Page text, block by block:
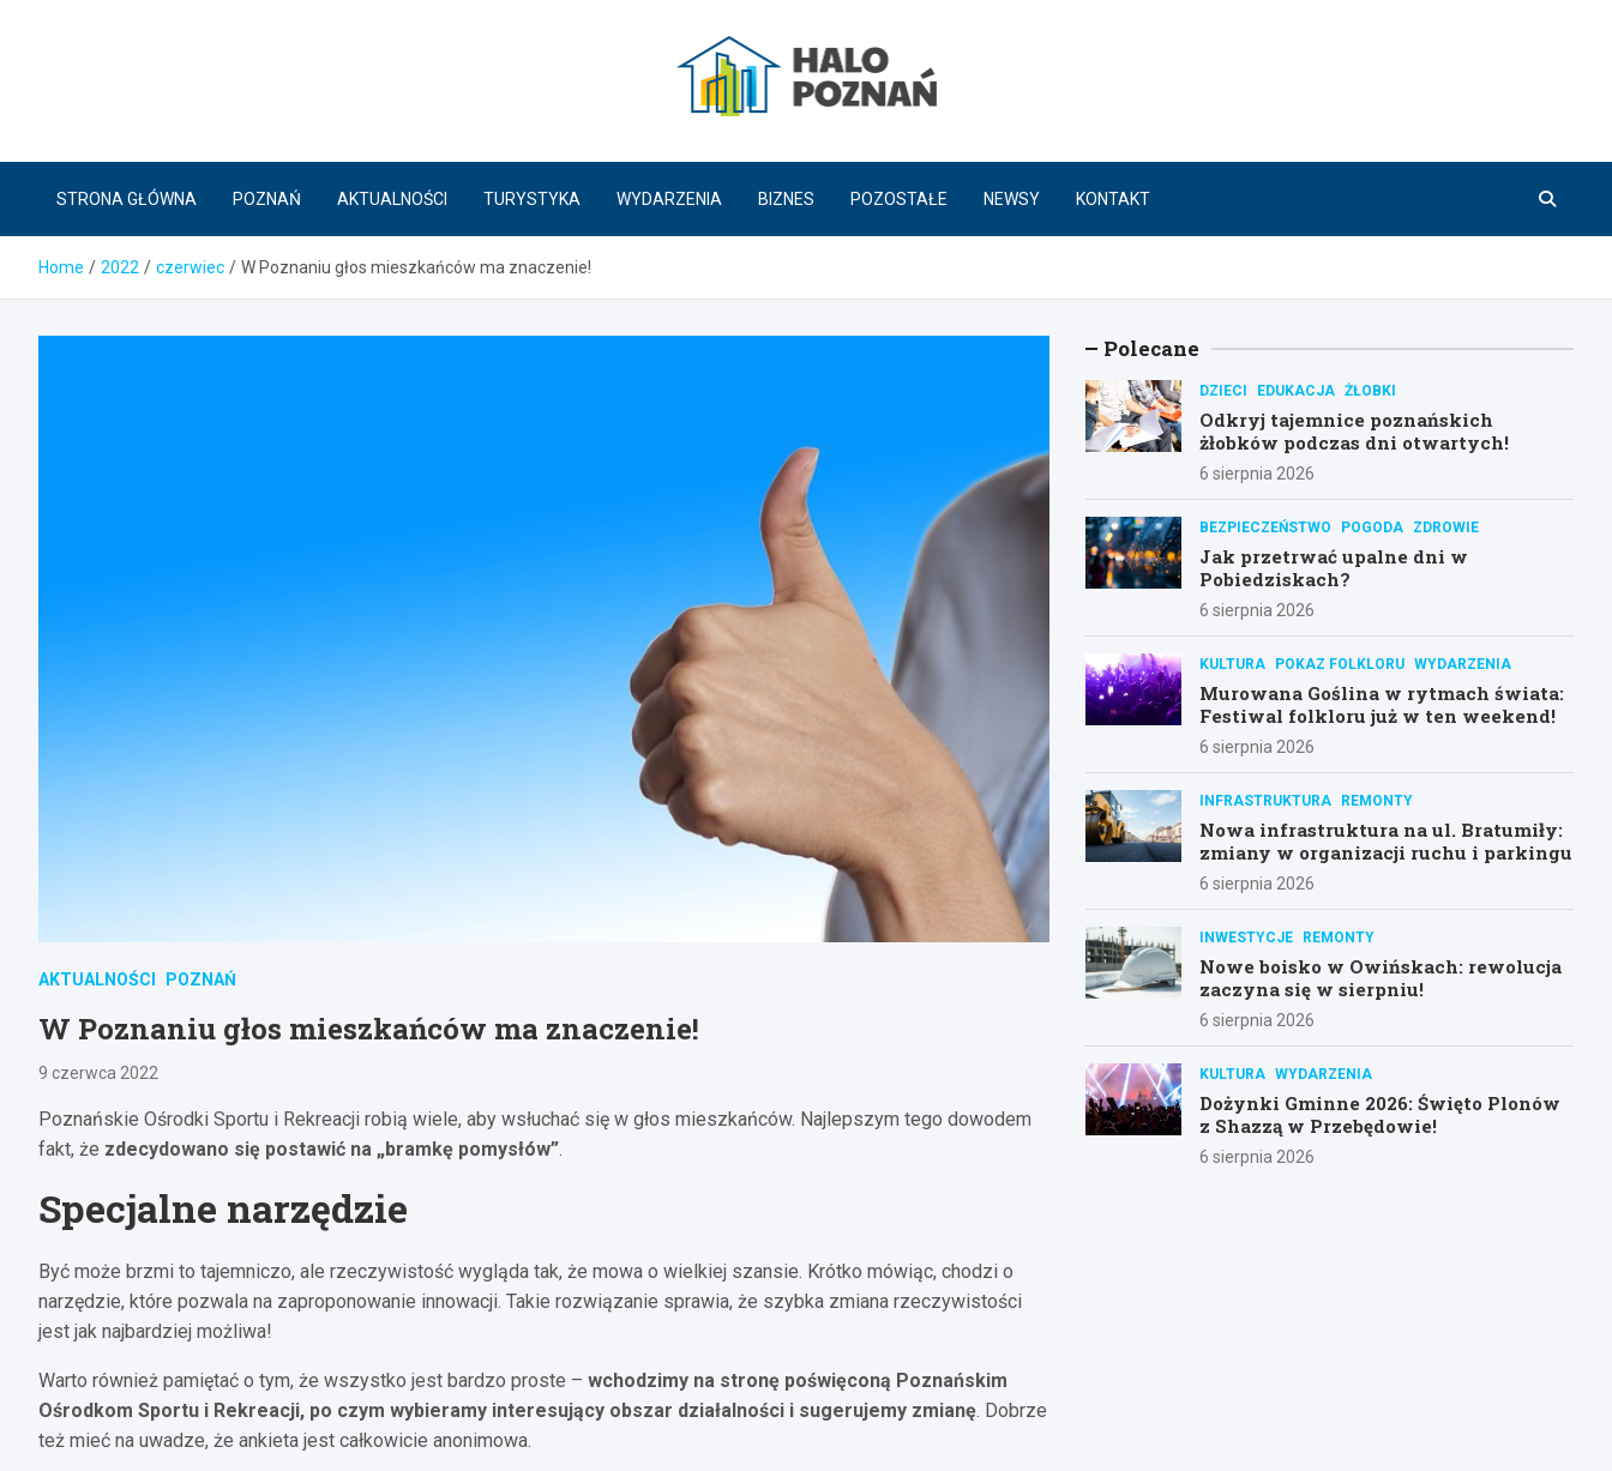
HaloPoznań.pl
STRONA GŁÓWNA POZNAŃ AKTUALNOŚCI TURYSTYKA WYDARZENIA BIZNES POZOSTAŁE NEWSY KONTAKT
Home 2022 czerwiec W Poznaniu głos mieszkańców ma znaczenie!
AKTUALNOŚCI POZNAŃ
W Poznaniu głos mieszkańców ma znaczenie!
9 czerwca 2022
Poznańskie Ośrodki Sportu i Rekreacji robią wiele, aby wsłuchać się w głos mieszkańców. Najlepszym tego dowodem
fakt, że zdecydowano się postawić na „bramkę pomysłów”.
Specjalne narzędzie
Być może brzmi to tajemniczo, ale rzeczywistość wygląda tak, że mowa o wielkiej szansie. Krótko mówiąc, chodzi o
narzędzie, które pozwala na zaproponowanie innowacji. Takie rozwiązanie sprawia, że szybka zmiana rzeczywistości
jest jak najbardziej możliwa!
Warto również pamiętać o tym, że wszystko jest bardzo proste – wchodzimy na stronę poświęconą Poznańskim
Ośrodkom Sportu i Rekreacji, po czym wybieramy interesujący obszar działalności i sugerujemy zmianę. Dobrze
też mieć na uwadze, że ankieta jest całkowicie anonimowa.
Polecane
DZIECI EDUKACJA ŻŁOBKI
Odkryj tajemnice poznańskich
żłobków podczas dni otwartych!
6 sierpnia 2026
BEZPIECZEŃSTWO POGODA ZDROWIE
Jak przetrwać upalne dni w
Pobiedziskach?
6 sierpnia 2026
KULTURA POKAZ FOLKLORU WYDARZENIA
Murowana Goślina w rytmach świata:
Festiwal folkloru już w ten weekend!
6 sierpnia 2026
INFRASTRUKTURA REMONTY
Nowa infrastruktura na ul. Bratumiły:
zmiany w organizacji ruchu i parkingu
6 sierpnia 2026
INWESTYCJE REMONTY
Nowe boisko w Owińskach: rewolucja
zaczyna się w sierpniu!
6 sierpnia 2026
KULTURA WYDARZENIA
Dożynki Gminne 2026: Święto Plonów
z Shazzą w Przebędowie!
6 sierpnia 2026